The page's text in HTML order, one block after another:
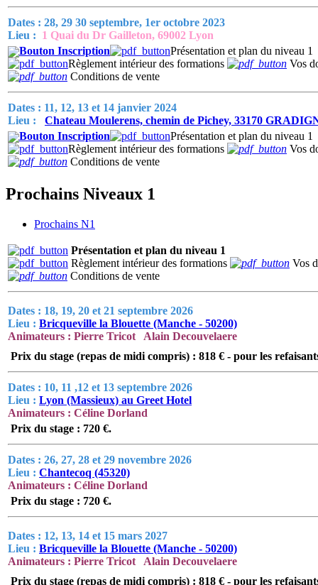
Dates : 28, 29 30 septembre, 1er octobre 2023
Lieu : 1 Quai du Dr Gailleton, 69002 Lyon
Présentation et plan du niveau 1
Règlement intérieur des formations
Vos
Conditions de vente
Dates : 11, 12, 13 et 14 janvier 2024
Lieu :
Chateau Moulerens, chemin de Pichey, 33170
Présentation et plan du niveau 1
Règlement intérieur des formations
Vos
Conditions de vente
Prochains Niveaux 1
Prochains N1
Présentation et plan du niveau 1
Règlement intérieur des formations
Vos
Conditions de vente
Dates : 18, 19, 20 et 21 septembre 2026
Lieu : Bricqueville la Blouette (Manche - 50200)
Animateurs : Pierre Tricot
Alain Decouvelaere
Prix du stage (repas de midi compris) : 818 € - pour les
Dates : 10, 11 ,12 et 13 septembre 2026
Lieu : Lyon (Massieux) au Greet Hotel
Animateurs : Céline Dorland
Prix du stage : 720 €.
Dates : 26, 27, 28 et 29 novembre 2026
Lieu : Chantecoq (45320)
Animateurs : Céline Dorland
Prix du stage : 720 €.
Dates : 12, 13, 14 et 15 mars 2027
Lieu : Bricqueville la Blouette (Manche - 50200)
Animateurs : Pierre Tricot
Alain Decouvelaere
Prix du stage (repas de midi compris) : 818 € - pour les